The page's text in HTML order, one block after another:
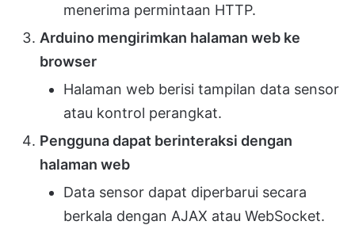
menerima permintaan HTTP.
Arduino mengirimkan halaman web ke
browser
Halaman web berisi tampilan data sensor
atau kontrol perangkat.
Pengguna dapat berinteraksi dengan
halaman web
Data sensor dapat diperbarui secara
berkala dengan AJAX atau WebSocket.